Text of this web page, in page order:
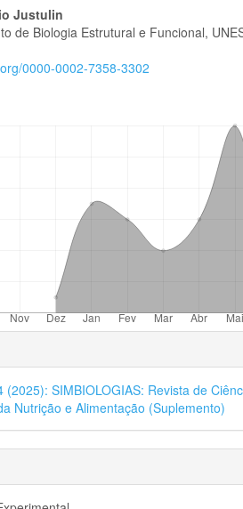
Justulin
de Biologia Estrutural e Funcional,
0000-0002-7358-3302
(2025): SIMBIOLOGIAS: Revista de
Nutrição e Alimentação (Suplemento)